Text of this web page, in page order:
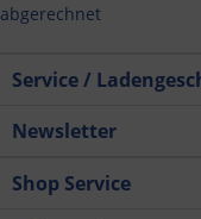
abgerechnet
Service /
Newsletter
Shop Service